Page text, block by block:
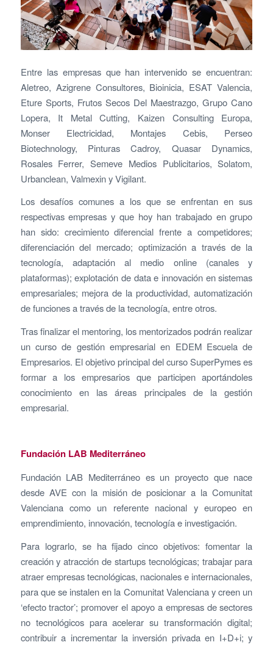
Entre las empresas que han intervenido se encuentran:
Aletreo, Azigrene Consultores, Bioinicia, ESAT Valencia,
Eture Sports, Frutos Secos Del Maestrazgo, Grupo Cano
Lopera, It Metal Cutting, Kaizen Consulting Europa,
Monser Electricidad, Montajes Cebis, Perseo
Biotechnology, Pinturas Cadroy, Quasar Dynamics,
Rosales Ferrer, Semeve Medios Publicitarios, Solatom,
Urbanclean, Valmexin y Vigilant.
Los desafíos comunes a los que se enfrentan en sus
respectivas empresas y que hoy han trabajado en grupo
han sido: crecimiento diferencial frente a competidores;
diferenciación del mercado; optimización a través de la
tecnología, adaptación al medio online (canales y
plataformas); explotación de data e innovación en sistemas
empresariales; mejora de la productividad, automatización
de funciones a través de la tecnología, entre otros.
Tras finalizar el mentoring, los mentorizados podrán realizar
un curso de gestión empresarial en EDEM Escuela de
Empresarios. El objetivo principal del curso SuperPymes es
formar a los empresarios que participen aportándoles
conocimiento en las áreas principales de la gestión
empresarial.
Fundación LAB Mediterráneo
Fundación LAB Mediterráneo es un proyecto que nace
desde AVE con la misión de posicionar a la Comunitat
Valenciana como un referente nacional y europeo en
emprendimiento, innovación, tecnología e investigación.
Para lograrlo, se ha fijado cinco objetivos: fomentar la
creación y atracción de startups tecnológicas; trabajar para
atraer empresas tecnológicas, nacionales e internacionales,
para que se instalen en la Comunitat Valenciana y creen un
‘efecto tractor’; promover el apoyo a empresas de sectores
no tecnológicos para acelerar su transformación digital;
contribuir a incrementar la inversión privada en I+D+i; y